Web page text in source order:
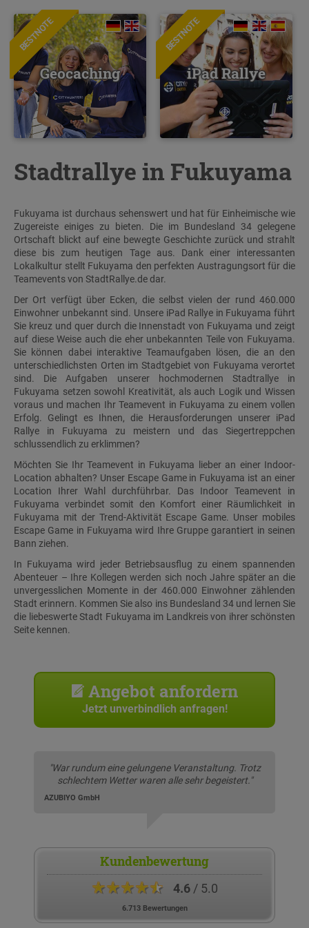
BESTNOTE
Geocaching
BESTNOTE
iPad Rallye
Stadtrallye in Fukuyama
Fukuyama ist durchaus sehenswert und hat für Einheimische wie
Zugereiste einiges zu bieten. Die im Bundesland 34 gelegene
Ortschaft blickt auf eine bewegte Geschichte zurück und strahlt
diese bis zum heutigen Tage aus. Dank einer interessanten
Lokalkultur stellt Fukuyama den perfekten Austragungsort für die
Teamevents von StadtRallye.de dar.
Der Ort verfügt über Ecken, die selbst vielen der rund 460.000
Einwohner unbekannt sind. Unsere iPad Rallye in Fukuyama führt
Sie kreuz und quer durch die Innenstadt von Fukuyama und zeigt
auf diese Weise auch die eher unbekannten Teile von Fukuyama.
Sie können dabei interaktive Teamaufgaben lösen, die an den
unterschiedlichsten Orten im Stadtgebiet von Fukuyama verortet
sind. Die Aufgaben unserer hochmodernen Stadtrallye in
Fukuyama setzen sowohl Kreativität, als auch Logik und Wissen
voraus und machen Ihr Teamevent in Fukuyama zu einem vollen
Erfolg. Gelingt es Ihnen, die Herausforderungen unserer iPad
Rallye in Fukuyama zu meistern und das Siegertreppchen
schlussendlich zu erklimmen?
Möchten Sie Ihr Teamevent in Fukuyama lieber an einer Indoor-
Location abhalten? Unser Escape Game in Fukuyama ist an einer
Location Ihrer Wahl durchführbar. Das Indoor Teamevent in
Fukuyama verbindet somit den Komfort einer Räumlichkeit in
Fukuyama mit der Trend-Aktivität Escape Game. Unser mobiles
Escape Game in Fukuyama wird Ihre Gruppe garantiert in seinen
Bann ziehen.
In Fukuyama wird jeder Betriebsausflug zu einem spannenden
Abenteuer – Ihre Kollegen werden sich noch Jahre später an die
unvergesslichen Momente in der 460.000 Einwohner zählenden
Stadt erinnern. Kommen Sie also ins Bundesland 34 und lernen Sie
die liebeswerte Stadt Fukuyama im Landkreis von ihrer schönsten
Seite kennen.
Angebot anfordern
Jetzt unverbindlich anfragen!
"War rundum eine gelungene Veranstaltung. Trotz
schlechtem Wetter waren alle sehr begeistert."
AZUBIYO GmbH
Kundenbewertung
★★★★★ 4.6/ 5.0
6.713 Bewertungen